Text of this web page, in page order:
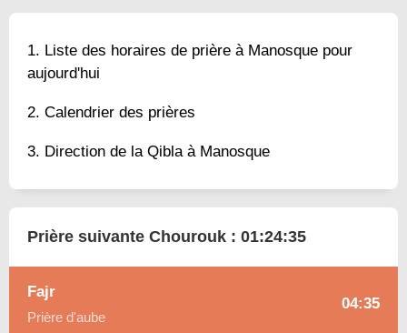
Liste des horaires de prière à Manosque pour
aujourd'hui
Calendrier des prières
Direction de la Qibla à Manosque
Prière suivante Chourouk : 01:24:34
Fajr
Prière d'aube
04:35